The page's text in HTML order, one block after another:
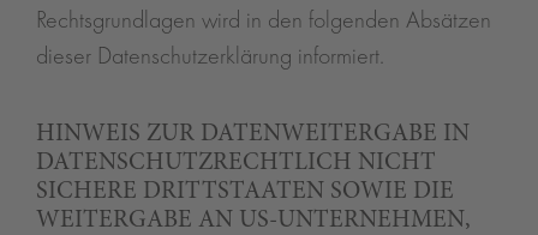
Rechtsgrundlagen wird in den folgenden Absätzen
dieser Datenschutzerklärung informiert.
HINWEIS ZUR DATENWEITERGABE IN
DATENSCHUTZRECHTLICH NICHT
SICHERE DRITTSTAATEN SOWIE DIE
WEITERGABE AN US-UNTERNEHMEN,